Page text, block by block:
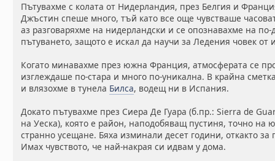
Пътувахме с колата от Нидерландия, през Белгия и
Джъстин спеше много, тъй като все още чувстваше
аз разговаряхме на нидерландски и се опознавахме на
пътуването, защото е искал да научи за Ледения човек от
Когато минавахме през южна Франция, атмосферата се
изглеждаше по-стара и много по-уникална. В крайна
и влязохме в тунела Билса, водещ ни в Испания.
Докато пътувахме през Сиера Де Гуара (б.пр.: Sierra de
на Уеска), която е район, наподобяващ пустиня, точно на
странно усещане. Бяха изминали десет години, откакто
Имах чувството, че най-накрая си идвам у дома.